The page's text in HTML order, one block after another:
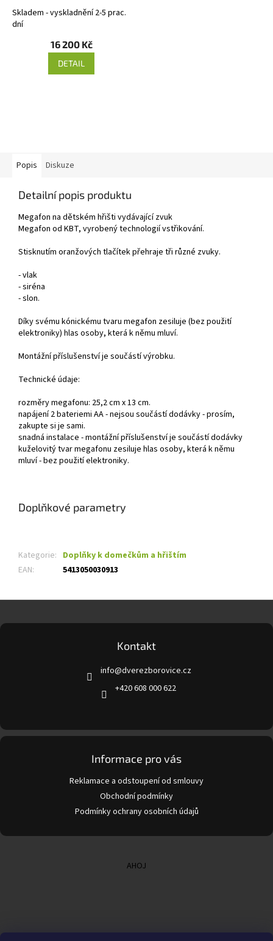
Skladem - vyskladnění 2-5 prac.
dní
16 200 Kč
DETAIL
Popis Diskuze
Detailní popis produktu
Megafon na dětském hřišti vydávající zvuk
Megafon od KBT, vyrobený technologií vstřikování.
Stisknutím oranžových tlačítek přehraje tři různé zvuky.
- vlak
- siréna
- slon.
Díky svému kónickému tvaru megafon zesiluje (bez použití
elektroniky) hlas osoby, která k němu mluví.
Montážní příslušenství je součástí výrobku.
Technické údaje:
rozměry megafonu: 25,2 cm x 13 cm.
napájení 2 bateriemi AA - nejsou součástí dodávky - prosím,
zakupte si je sami.
snadná instalace - montážní příslušenství je součástí dodávky
kuželovitý tvar megafonu zesiluje hlas osoby, která k němu
mluví - bez použití elektroniky.
Doplňkové parametry
Kategorie: Doplňky k domečkům a hřištím
EAN: 5413050030913
p
Kontakt
info@dverezborovice.cz
+420 608 000 622
Informace pro vás
Reklamace a odstoupení od smlouvy
Obchodní podmínky
Podmínky ochrany osobních údajů
AHOJ